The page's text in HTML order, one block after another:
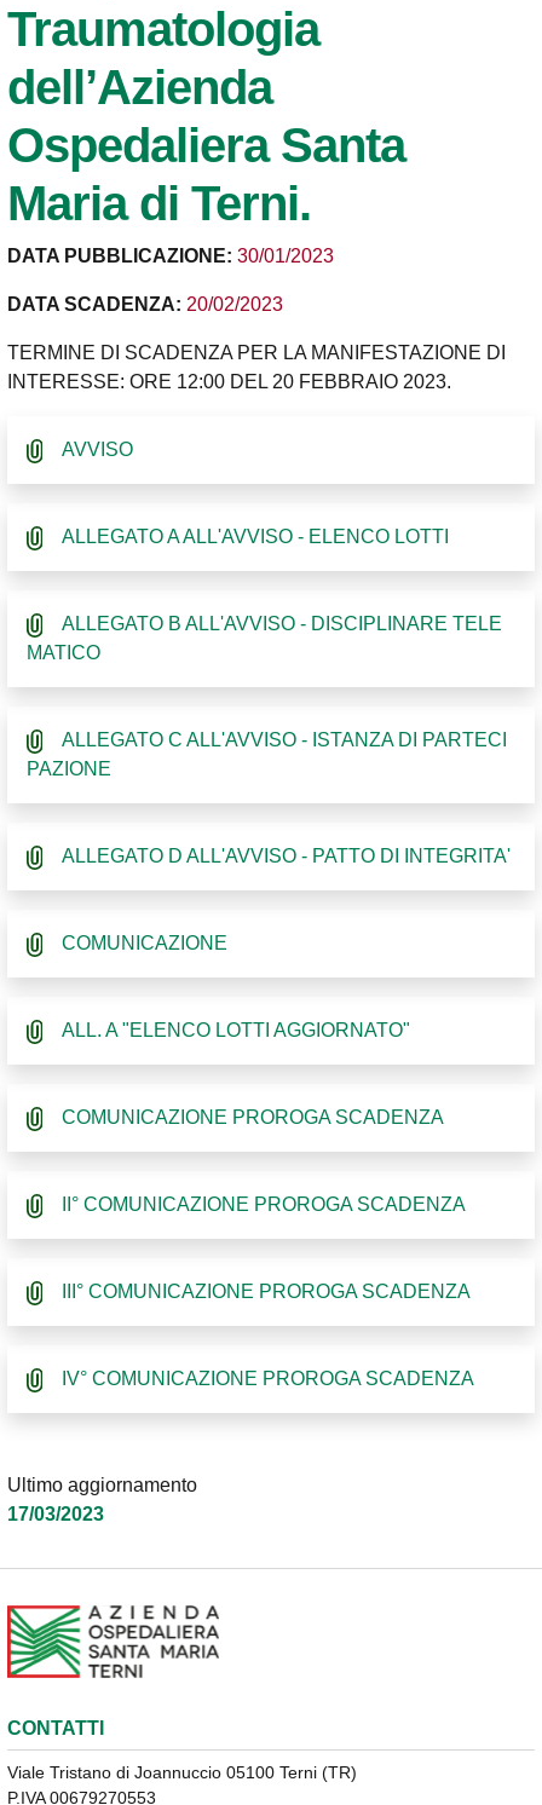
Traumatologia
dell’Azienda
Ospedaliera Santa
Maria di Terni.
DATA PUBBLICAZIONE: 30/01/2023
DATA SCADENZA: 20/02/2023
TERMINE DI SCADENZA PER LA MANIFESTAZIONE DI
INTERESSE: ORE 12:00 DEL 20 FEBBRAIO 2023.
AVVISO
ALLEGATO A ALL'AVVISO - ELENCO LOTTI
ALLEGATO B ALL'AVVISO - DISCIPLINARE TELE
MATICO
ALLEGATO C ALL'AVVISO - ISTANZA DI PARTECI
PAZIONE
ALLEGATO D ALL'AVVISO - PATTO DI INTEGRITA'
COMUNICAZIONE
ALL. A "ELENCO LOTTI AGGIORNATO"
COMUNICAZIONE PROROGA SCADENZA
II° COMUNICAZIONE PROROGA SCADENZA
III° COMUNICAZIONE PROROGA SCADENZA
IV° COMUNICAZIONE PROROGA SCADENZA
Ultimo aggiornamento
17/03/2023
CONTATTI
Viale Tristano di Joannuccio 05100 Terni (TR)
P.IVA 00679270553